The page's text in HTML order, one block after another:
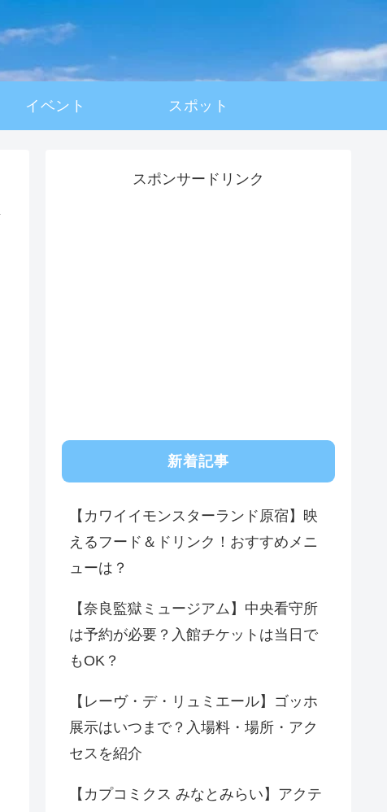
イベント スポット
スポンサードリンク
新着記事
【カワイイモンスターランド原宿】映
えるフード＆ドリンク！おすすめメニ
ューは？
【奈良監獄ミュージアム】中央看守所
は予約が必要？入館チケットは当日で
もOK？
【レーヴ・デ・リュミエール】ゴッホ
展示はいつまで？入場料・場所・アク
セスを紹介
【カプコミクス みなとみらい】アクテ